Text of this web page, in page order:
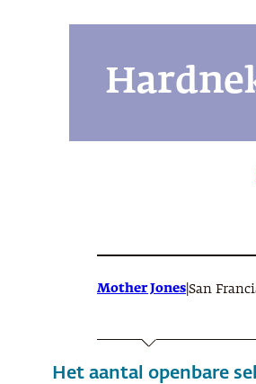
Mother Jones San
Het aantal openbare